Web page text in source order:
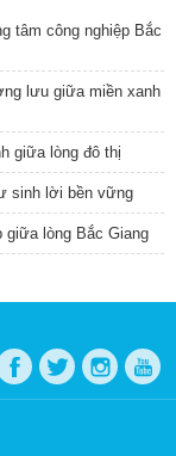
tâm công nghiệp Bắc
lưu giữa miền xanh
giữa lòng đô thị
sinh lời bền vững
giữa lòng Bắc Giang